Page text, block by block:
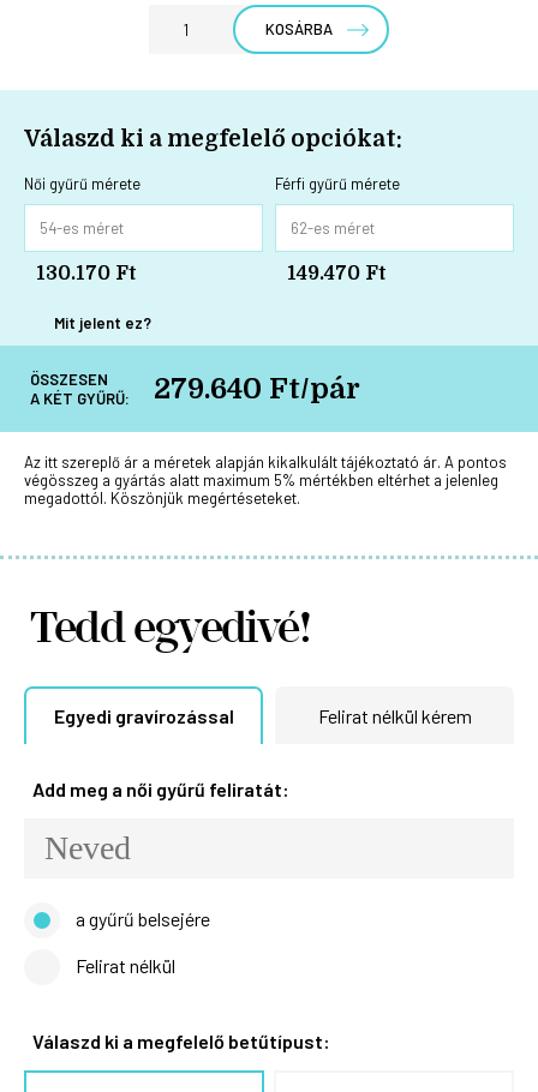
KOSÁRBA
Válaszd ki a megfelelő opciókat:
Női gyűrű mérete
130.170 Ft
Férfi gyűrű mérete
149.470 Ft
Mit jelent ez?
ÖSSZESEN
A KÉT GYŰRŰ:
279.640 Ft/pár
Az itt szereplő ár a méretek alapján kikalkulált tájékoztató ár. A pontos
végösszeg a gyártás alatt maximum 5% mértékben eltérhet a jelenleg
megadottól. Köszönjük megértéseteket.
Tedd egyedivé!
Egyedi gravírozással Felirat nélkül kérem
Add meg a női gyűrű feliratát:
a gyűrű belsejére
Felirat nélkül
Válaszd ki a megfelelő betűtípust: